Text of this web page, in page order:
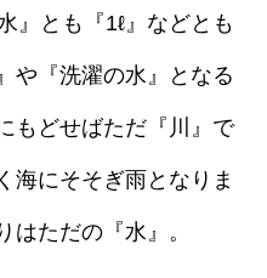
』とも『1ℓ』などとも
や『洗濯の水』となる
もどせばただ『川』で
にそそぎ雨となりま
はただの『水』。